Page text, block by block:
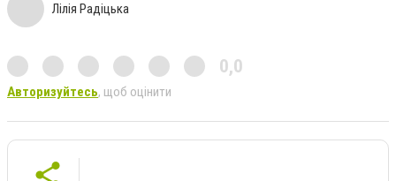
Лілія Радіцька
0,0
Авторизуйтесь, щоб оцінити